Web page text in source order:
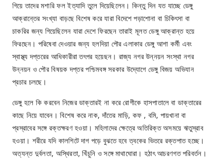
গিয়ে তাদের মশারি ফল ইত্যাদি তুলে দিয়েছিলেন। কিন্তু দিন যত যাচ্ছে ডেঙ্গু
আক্রান্তের সংখ্যা বাড়ছে বিশেষ করে যারা বিদেশে পড়াশোনা বা চিকিৎসা বা
চাকরির জন্য গিয়েছিলেন যারা দেশে ফিরছেন তারাই মূলত ডেঙ্গু আক্রান্ত হয়ে
ফিরছেন। পরিষেবা দেওয়ার জন্য হলদিয়া পৌর এলাকার ডেঙ্গু আশা কর্মী এবং
স্বাস্থ্য দপ্তরের আধিকারীরা তৎপর হয়েছন। রাজ্য নগর উন্নয়ন সংস্থা নগর
উন্নয়ন ও পৌর বিষয়ক দপ্তর পশ্চিমবঙ্গ সরকার উদ্যোগে ডেঙ্গু বিজয় অভিযান
প্রচার চলছে।
ডেঙ্গু হলে কি করবেন নিজের ডাক্তারই না করে রোগীকে হাসপাতালে বা ডাক্তারের
কাছে নিয়ে যাবেন। বিশেষ করে নাক, দাঁতের মাড়ি, কফ , বমি, পায়খানা বা
প্রস্রাবের সঙ্গে রক্তক্ষরণ হওয়া। মহিলাদের ক্ষেত্রে অতিরিক্ত অসময়ে ঋতুস্রাব
হওয়া। শরীরে যদি কালশিটে দাগ পড়ে বুঝতে হবে ত্বকের ভিতরে রক্তপাত হচ্ছে।
অত্যন্ত দুর্বলতা, অস্থিরতা, খিঁচুনি ও সঙ্গে মাথাঘোরা। হঠাৎ আচরণগত পরিবর্তন।